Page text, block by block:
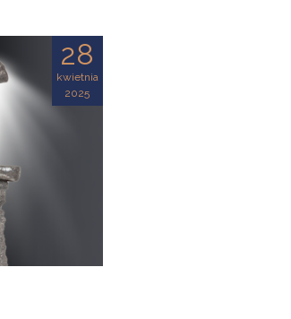
28
kwietnia
2025